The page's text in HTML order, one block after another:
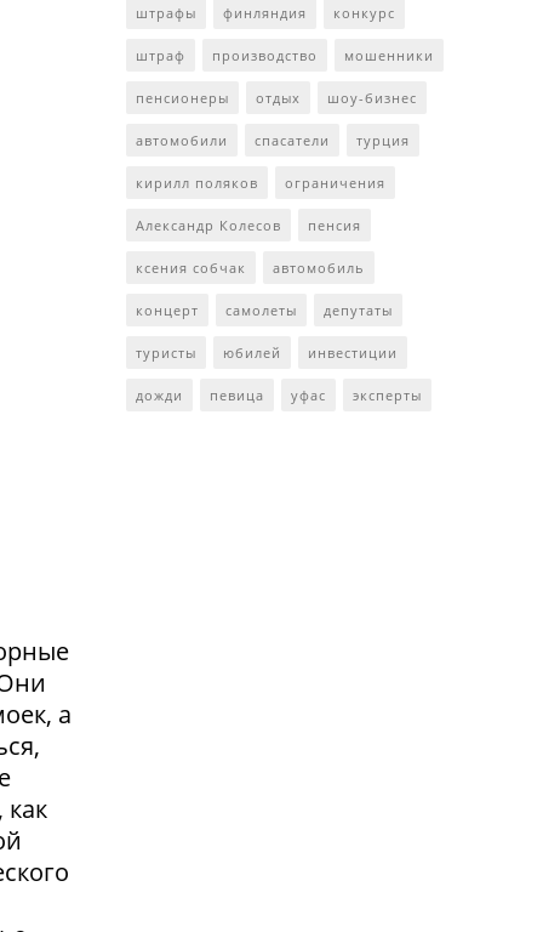
а
штрафы финляндия конкурс
штраф производство мошенники
пенсионеры отдых шоу-бизнес
автомобили спасатели турция
кирилл поляков ограничения
Александр Колесов пенсия
ксения собчак автомобиль
концерт самолеты депутаты
туристы юбилей инвестиции
дожди певица уфас эксперты